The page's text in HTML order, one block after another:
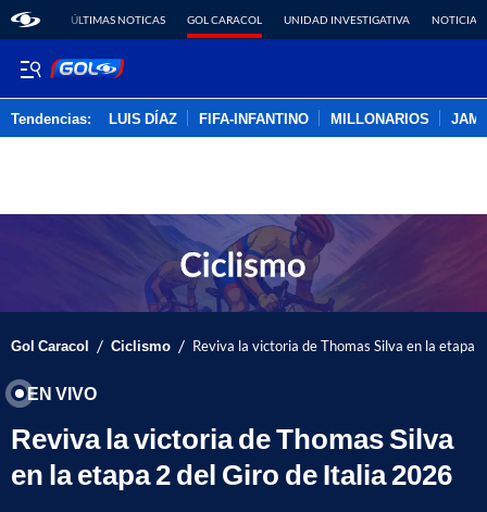
ÚLTIMAS NOTICAS GOL CARACOL UNIDAD INVESTIGATIVA NOTICIAS
Tendencias: LUIS DÍAZ FIFA-INFANTINO MILLONARIOS
Gol Caracol / Ciclismo / Reviva la victoria de Thomas Silva en la etapa
EN VIVO
Reviva la victoria de Thomas Silva
en la etapa 2 del Giro de Italia 2026